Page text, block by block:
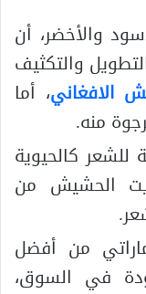
والأخضر، أن
والتكثيف
الافغاني، أما
منه.
للشعر كالحيوية
الحشيش من
من أفضل
في السوق،